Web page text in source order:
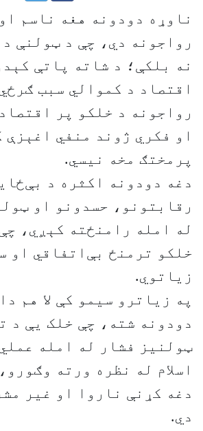
ناوړه دودونه هغه ناسم
رواجونه دي، چې د ټولنې د
نه بلکې؛ د شاته پاتې
اقتصاد د کموالي سبب
رواجونه د خلکو پر
او فکري ژوند منفي اغېزې
پرمختګ مخه نیسي.
دغه دودونه اکثره د
رقابتونو، حسدونو او
له امله رامنځته کېږي،
خلکو ترمنځ بې‌اتفاقي او
زیاتوي.
په زیاترو سیمو کې لا هم
دودونه شته، چې خلک یې د
ټولنیز فشار له امله
اسلام له نظره ورته
دغه کړنې ناروا او غیر
دي.